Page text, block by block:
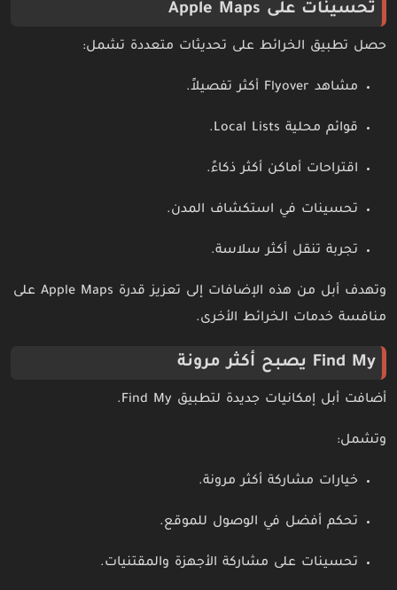
تحسينات على Apple Maps
حصل تطبيق الخرائط على تحديثات متعددة تشمل:
مشاهد Flyover أكثر تفصيلاً.
قوائم محلية Local Lists.
اقتراحات أماكن أكثر ذكاءً.
تحسينات في استكشاف المدن.
تجربة تنقل أكثر سلاسة.
وتهدف أبل من هذه الإضافات إلى تعزيز قدرة Apple Maps على
منافسة خدمات الخرائط الأخرى.
Find My يصبح أكثر مرونة
أضافت أبل إمكانيات جديدة لتطبيق Find My.
وتشمل:
خيارات مشاركة أكثر مرونة.
تحكم أفضل في الوصول للموقع.
تحسينات على مشاركة الأجهزة والمقتنيات.